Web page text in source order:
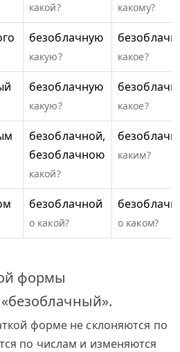
какой? какому?
безоблачную
какую? какое?
безоблачную
какую? какое?
безоблачной,
безоблачною
какой?
каким?
безоблачной
о какой? о каком?
формы
форме не склоняются по
по числам и изменяются